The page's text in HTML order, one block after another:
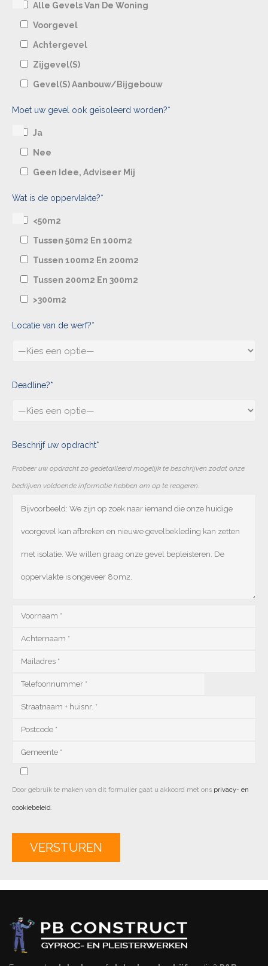
Alle Gevels Van De Woning
Voorgevel
Achtergevel
Zijgevel(s)
Gevel(s) Aanbouw/bijgebouw
Moet uw gevel ook geïsoleerd worden?*
Ja
Nee
Geen Idee, Adviseer Mij
Wat is de oppervlakte?*
<50m2
Tussen 50m2 En 100m2
Tussen 100m2 En 200m2
Tussen 200m2 En 300m2
>300m2
Locatie van de werf?*
Deadline?*
Beschrijf uw opdracht*
Probeer uw opdracht zo gedetailleerd mogelijk te beschrijven zodat onze
bedrijven voldoende informatie hebben om op te reageren.
Door gebruik te maken van dit formulier gaat u akkoord met ons privacy- en
cookiebeleid.